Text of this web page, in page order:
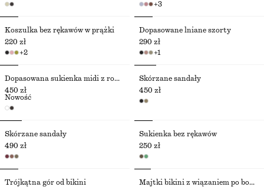
+3
Koszulka bez rękawów w prążki
220 zł
+2
Dopasowane lniane szorty
290 zł
+1
Dopasowana sukienka midi z rozszerzanym dołem
450 zł
Nowość
Skórzane sandały
450 zł
Skórzane sandały
490 zł
Sukienka bez rękawów
250 zł
Trójkątna gór od bikini
Majtki bikini z wiązaniem po bokach